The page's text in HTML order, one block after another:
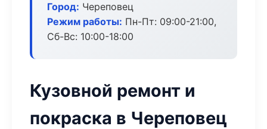
Город: Череповец
Режим работы: Пн-Пт: 09:00-21:00,
Сб-Вс: 10:00-18:00
Кузовной ремонт и
покраска в Череповец